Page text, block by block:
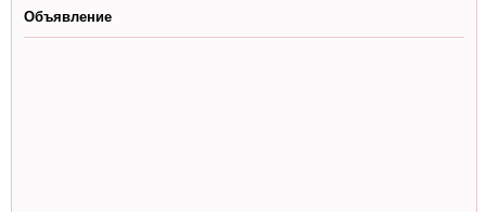
Объявление